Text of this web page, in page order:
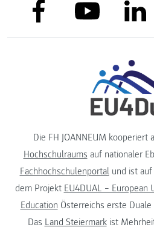
link to facebooklink to youtube
Die FH JOANNEUM kooperiert
Hochschulraums auf nationaler
Fachhochschulenportalund ist auf
dem Projekt EU4DUAL – European
Education Österreichs erste
Das Land Steiermarkist